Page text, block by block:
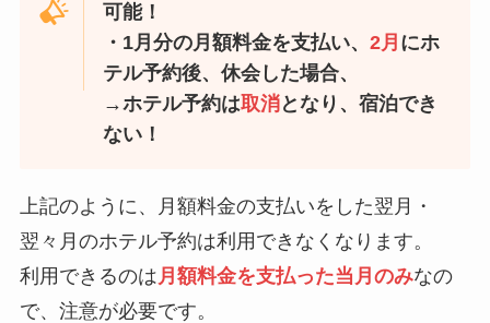
可能！
・1月分の月額料金を支払い、2月 にホ
テル予約後、休会した場合、
→ホテル予約は取消となり、宿泊でき
ない！
上記のように、月額料金の支払いをした翌月・
翌々月のホテル予約は利用できなくなります。
利用できるのは 月額料金を支払った当月のみなの
で、注意が必要です。